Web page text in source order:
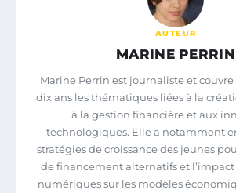
AUTEUR
MARINE PERRIN
Marine Perrin est journaliste et
dix ans les thématiques liées à la
à la gestion financière et aux
technologiques. Elle a notamment
stratégies de croissance des jeunes
de financement alternatifs et
numériques sur les modèles